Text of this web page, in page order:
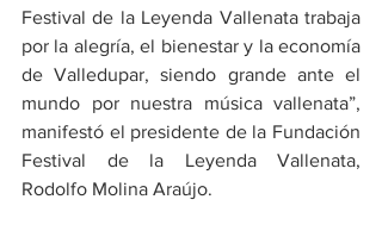
Festival de la Leyenda Vallenata trabaja
por la alegría, el bienestar y la economía
de Valledupar, siendo grande ante el
mundo por nuestra música vallenata”,
manifestó el presidente de la Fundación
Festival de la Leyenda Vallenata,
Rodolfo Molina Araújo.